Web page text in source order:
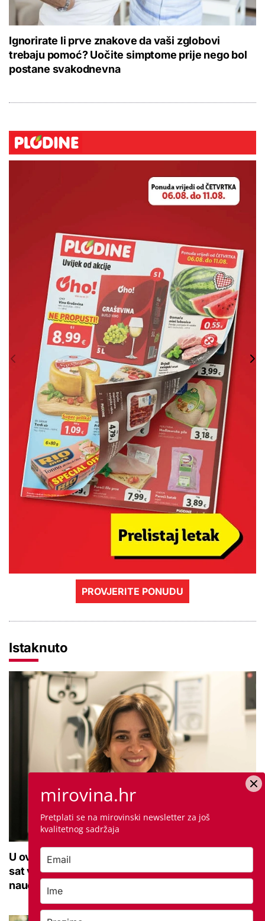
Ignorirate li prve znakove da vaši zglobovi
trebaju pomoć? Uočite simptome prije nego bol
postane svakodnevna
PROVJERITE PONUDU
Istaknuto
U ovoj optici rade najdetaljniji pregled vida, traje
sat vremena: Bila sam na njemu, evo što me
naučio
mirovina.hr
Pretplati se na mirovinski newsletter za još
kvalitetnog sadržaja